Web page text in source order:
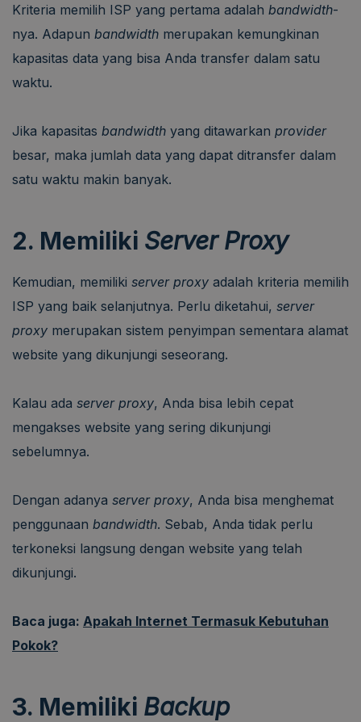
Kriteria memilih ISP yang pertama adalah bandwidth-
nya. Adapun bandwidth merupakan kemungkinan
kapasitas data yang bisa Anda transfer dalam satu
waktu.
Jika kapasitas bandwidth yang ditawarkan provider
besar, maka jumlah data yang dapat ditransfer dalam
satu waktu makin banyak.
2. Memiliki Server Proxy
Kemudian, memiliki server proxy adalah kriteria memilih
ISP yang baik selanjutnya. Perlu diketahui, server
proxy merupakan sistem penyimpan sementara alamat
website yang dikunjungi seseorang.
Kalau ada server proxy, Anda bisa lebih cepat
mengakses website yang sering dikunjungi
sebelumnya.
Dengan adanya server proxy, Anda bisa menghemat
penggunaan bandwidth. Sebab, Anda tidak perlu
terkoneksi langsung dengan website yang telah
dikunjungi.
Baca juga: Apakah Internet Termasuk Kebutuhan
Pokok?
3. Memiliki Backup